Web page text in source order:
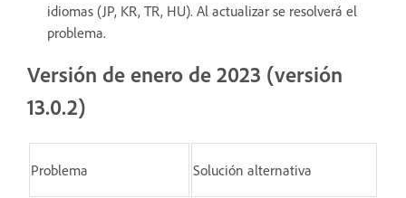
idiomas (JP, KR, TR, HU). Al actualizar se resolverá el
problema.
Versión de enero de 2023 (versión
13.0.2)
Problema Solución alternativa